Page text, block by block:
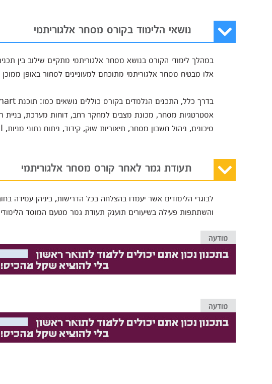
נושאי הלימוד בקורס מסחר אלגוריתמי
במהלך לימודי הקורס בנושא מסחר אלגוריתמי מתקיים שילוב בין
אלו מבטיח מסחר אלגוריתמי מתוכחם למעוניינים לסחור באופן ממוכן
אסטרטגיות מסחר, מכונת מצבים למחקר רחב, דוחות מערכת, בניית
סיכונים, ניהול חשבון מסחר, תיאוריות שוק, קידוד, ניתוח נתוני מניות, API, יצירת סורקים אוטומטים,למידת מכונה.
תעודת גמר לאחר קורס מסחר אלגוריתמי
לבוגרי הלימודים אשר יעמדו בהצלחה בכל הדרישות, ביניהן עמידה
והשתתפות פעילה בשיעורים תוענק תעודת גמר מטעם המוסד
מודעה
מודעה